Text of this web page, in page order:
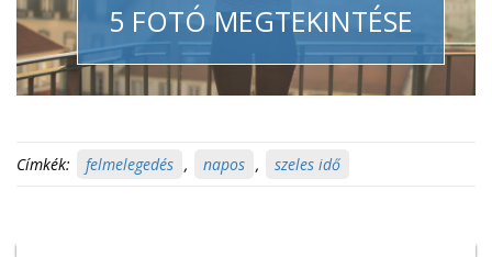
5 FOTÓ MEGTEKINTÉSE
Címkék: felmelegedés , napos , szeles idő